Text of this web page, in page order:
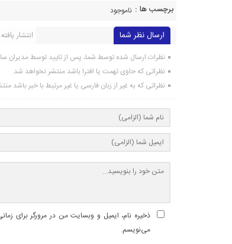
برچسب ها : ناموجود
ارسال نظر شما انتشار یافته
نظرات ارسال شده توسط شما، پس از تایید توسط مدیران
نظراتی که حاوی تهمت یا افترا باشد منتشر نخواهد شد.
نظراتی که به غیر از زبان فارسی یا غیر مرتبط با خبر باشد
ذخیره نام، ایمیل و وبسایت من در مرورگر برای
می‌نویسم.